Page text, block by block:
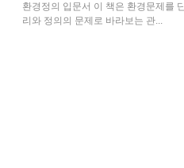
환경정의 입문서 이 책은 환경문제를
리와 정의의 문제로 바라보는 관...